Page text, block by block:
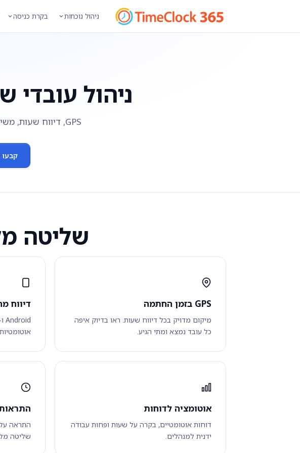
ניהול נוכחות בקרת כניסה
ניהול עובדי
GPS, דיווח שעות, משימות ומעקב עובדים - מכל מקום.
קבעו
שליטה
GPS בזמן החתמה
מיקום מדויק בכל דיווח שעות. ראו בדיוק איפה
כל עובד נמצא ומתי הגיע.
דיווח
אוטומציה לדוחות
דוחות אוטומטיים, בקרה על שעות ופחות עבודה
ידנית למנהלים.
התראה על
שליטה